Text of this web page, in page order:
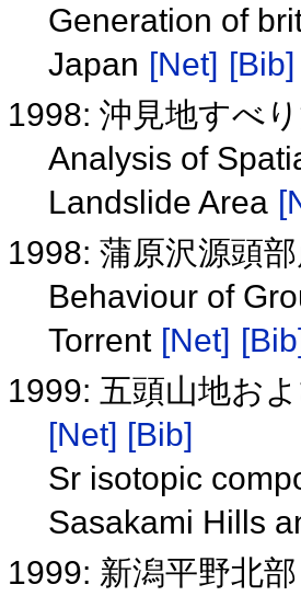
Generation of
Japan [Net] [Bib]
1998: 沖見地すべ
Analysis of
Landslide Area
1998: 蒲原沢源頭
Behaviour of
Torrent [Net]
1999: 五頭山地お
[Net] [Bib]
Sr isotopic
Sasakami Hills
1999: 新潟平野北